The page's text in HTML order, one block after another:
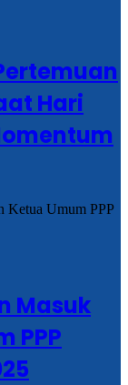
Hari
Masuk
PPP